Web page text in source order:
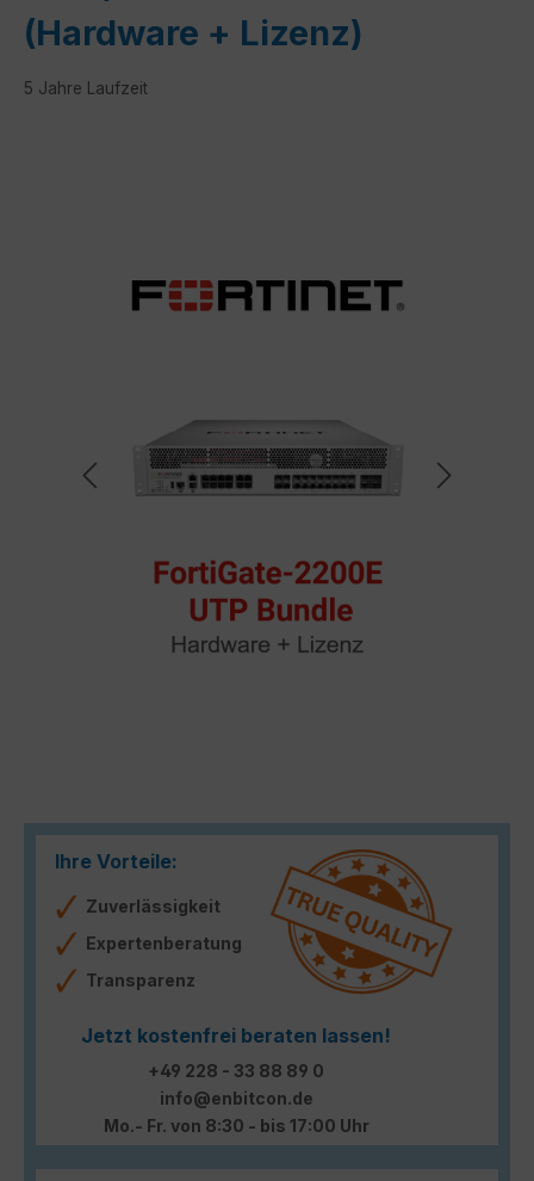
(Hardware + Lizenz)
5 Jahre Laufzeit
Ihre Vorteile:
Zuverlässigkeit
Expertenberatung
Transparenz
Jetzt kostenfrei beraten lassen!
+49 228 - 33 88 89 0
info@enbitcon.de
Mo.- Fr. von 8:30 - bis 17:00 Uhr